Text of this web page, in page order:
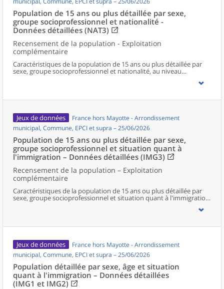
Population de 15 ans ou plus détaillée par sexe,
groupe socioprofessionnel et nationalité -
Données détaillées (NAT3)
Recensement de la population - Exploitation
complémentaire
Caractéristiques de la population de 15 ans ou plus détaillée par
sexe, groupe socioprofessionnel et nationalité, au niveau
communal et supracommunal pour la France hors Mayotte.
Jeux de données
France hors Mayotte - Arrondissement
municipal, Commune, EPCI et supra – 25/06/2026
Population de 15 ans ou plus détaillée par sexe,
groupe socioprofessionnel et situation quant à
l'immigration – Données détaillées (IMG3)
Recensement de la population – Exploitation
complémentaire
Caractéristiques de la population de 15 ans ou plus détaillée par
sexe, groupe socioprofessionnel et situation quant à l'immigration,
au niveau communal et supracommunal pour la France hors
Jeux de données
France hors Mayotte - Arrondissement
municipal, Commune, EPCI et supra – 25/06/2026
Population détaillée par sexe, âge et situation
quant à l'immigration – Données détaillées
(IMG1 et IMG2)